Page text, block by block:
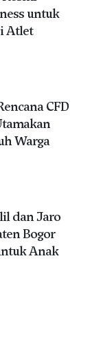
untuk
Atlet
CFD
Warga
dan Jaro
Bogor
Anak